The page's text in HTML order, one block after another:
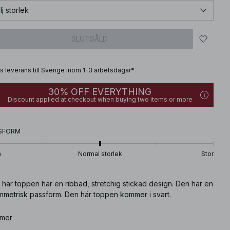
storlek
SLUTSÅLD
leverans till Sverige inom 1-3 arbetsdagar*
30% OFF EVERYTHING
Discount applied at checkout when buying two items or more
Normal storlek Stor
här toppen har en ribbad, stretchig stickad design. Den har en
passform. Den här toppen kommer i svart.